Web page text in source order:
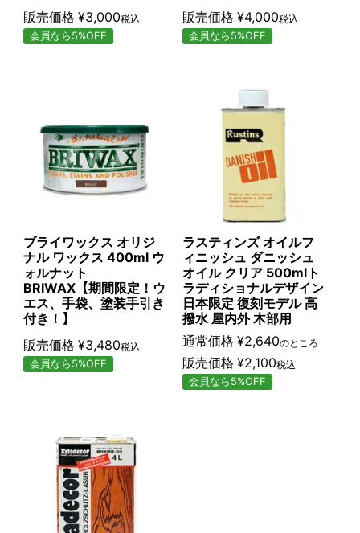
販売価格 ¥3,000税込
会員なら5%OFF
販売価格 ¥4,000税込
会員なら5%OFF
ブライワックス オリジ
ナル ワックス 400ml ウ
ォルナット
BRIWAX【期間限定！ウ
エス、手袋、塗装手引き
付き！】
販売価格 ¥3,480税込
会員なら5%OFF
ラスティンズ オイルフ
ィニッシュ ダニッシュ
オイル クリア 500mlト
ラディショナルデザイン
日本限定 復刻モデル 高
撥水 屋内外 木部用
通常価格 ¥2,640のところ
販売価格 ¥2,100税込
会員なら5%OFF